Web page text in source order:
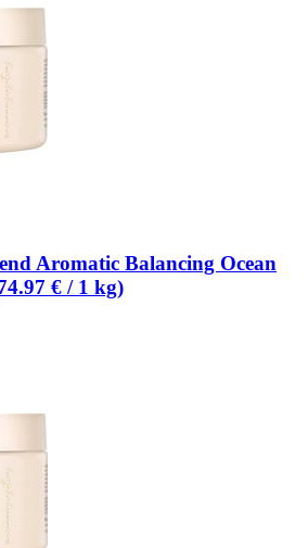
Aromatic Balancing Ocean
€ / 1 kg)